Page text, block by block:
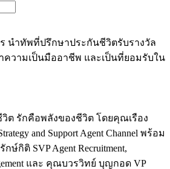
นำทัพที่ปรึกษาประกันชีวิตรับรางวัล
ำความเป็นมืออาชีพ และเป็นที่ยอมรับใน
ต รักคือพลังของชีวิต โดยคุณเรือง
and Support Agent Channel พร้อม
กิติ SVP Agent Recruitment,
และ คุณบวรวิทย์ บุญกอด VP